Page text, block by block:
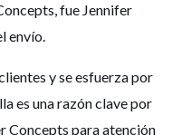
fue Jennifer
envío.
y se esfuerza por
es una razón clave por
Concepts para atención